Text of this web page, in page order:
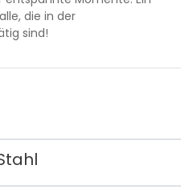
die in der
sind!